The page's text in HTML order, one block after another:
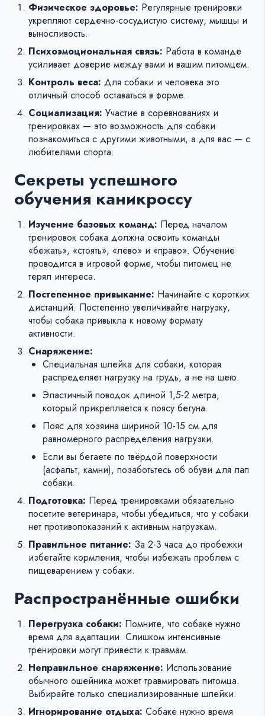
Физическое здоровье: Регулярные тренировки
укрепляют сердечно-сосудистую систему, мышцы и
выносливость.
Психоэмоциональная связь: Работа в команде
усиливает доверие между вами и вашим питомцем.
Контроль веса: Для собаки и человека это
отличный способ оставаться в форме.
Социализация: Участие в соревнованиях и
тренировках — это возможность для собаки
познакомиться с другими животными, а для вас — с
любителями спорта.
Секреты успешного
обучения каникроссу
Изучение базовых команд: Перед началом
тренировок собака должна освоить команды
«бежать», «стоять», «лево» и «право». Обучение
проводится в игровой форме, чтобы питомец не
терял интереса.
Постепенное привыкание: Начинайте с коротких
дистанций. Постепенно увеличивайте нагрузку,
чтобы собака привыкла к новому формату
активности.
Снаряжение:
Специальная шлейка для собаки, которая
распределяет нагрузку на грудь, а не на шею.
Эластичный поводок длиной 1,5-2 метра,
который прикрепляется к поясу бегуна.
Пояс для хозяина шириной 10-15 см для
равномерного распределения нагрузки.
Если вы бегаете по твёрдой поверхности
(асфальт, камни), позаботьтесь об обуви для лап
собаки.
Подготовка: Перед тренировками обязательно
посетите ветеринара, чтобы убедиться, что у собаки
нет противопоказаний к активным нагрузкам.
Правильное питание: За 2-3 часа до пробежки
избегайте кормления, чтобы избежать проблем с
пищеварением у собаки.
Распространённые ошибки
Перегрузка собаки: Помните, что собаке нужно
время для адаптации. Слишком интенсивные
тренировки могут привести к травмам.
Неправильное снаряжение: Использование
обычного ошейника может травмировать питомца.
Выбирайте только специализированные шлейки.
Игнорирование отдыха: Собаке нужно время